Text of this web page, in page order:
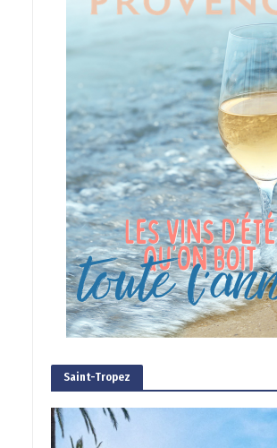
Saint-Tropez